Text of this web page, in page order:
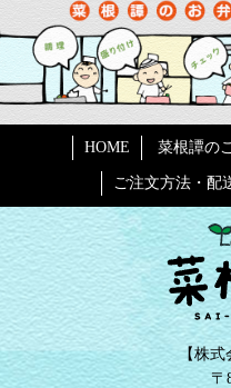
HOME 菜根譚の
ご注文方法・配
【株式
〒